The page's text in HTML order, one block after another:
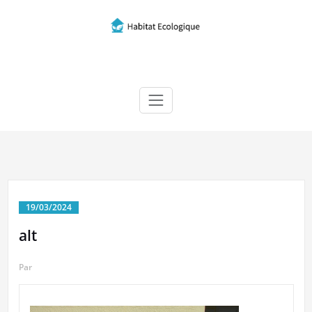
Habitat écologique
19/03/2024
alt
Par